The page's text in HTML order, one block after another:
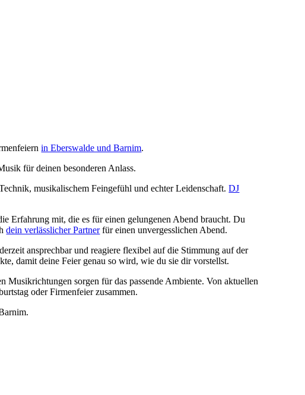
in Eberswalde und Barnim.
für deinen besonderen Anlass.
musikalischem Feingefühl und echter Leidenschaft.DJ
Erfahrung mit, die es für einen gelungenen Abend braucht. Du
dein verlässlicher Partnerfür einen unvergesslichen Abend.
ansprechbar und reagiere flexibel auf die Stimmung auf der
damit deine Feier genau so wird, wie du sie dir vorstellst.
sorgen für das passende Ambiente. Von aktuellen
oder Firmenfeier zusammen.